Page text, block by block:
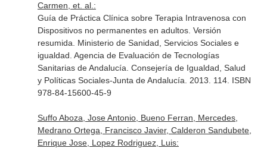
Carmen, et. al.:
Guía de Práctica Clínica sobre Terapia Intravenosa con
Dispositivos no permanentes en adultos. Versión
resumida. Ministerio de Sanidad, Servicios Sociales e
igualdad. Agencia de Evaluación de Tecnologías
Sanitarias de Andalucía. Consejería de Igualdad, Salud
y Políticas Sociales-Junta de Andalucía. 2013. 114. ISBN
978-84-15600-45-9
Suffo Aboza, Jose Antonio, Bueno Ferran, Mercedes,
Medrano Ortega, Francisco Javier, Calderon Sandubete,
Enrique Jose, Lopez Rodriguez, Luis: